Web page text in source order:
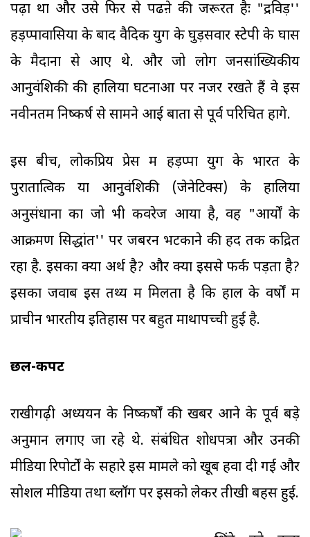
पढ़ा था और उसे फिर से पढऩे की जरूरत हैः "द्रविड़''
हड़प्पावासियों के बाद वैदिक युग के घुड़सवार स्टेपी के घास
के मैदानों से आए थे. और जो लोग जनसांख्यिकीय
आनुवंशिकी की हालिया घटनाओं पर नजर रखते हैं वे इस
नवीनतम निष्कर्ष से सामने आई बातों से पूर्व परिचित होंगे.
इस बीच, लोकप्रिय प्रेस में हड़प्पा युग के भारत के
पुरातात्विक या आनुवंशिकी (जेनेटिक्स) के हालिया
अनुसंधानों का जो भी कवरेज आया है, वह "आर्यों के
आक्रमण सिद्धांत'' पर जबरन भटकाने की हद तक केंद्रित
रहा है. इसका क्या अर्थ है? और क्यों इससे फर्क पड़ता है?
इसका जवाब इस तथ्य में मिलता है कि हाल के वर्षों में
प्राचीन भारतीय इतिहास पर बहुत माथापच्ची हुई है.
छल-कपट
राखीगढ़ी अध्ययन के निष्कर्षों की खबर आने के पूर्व बड़े
अनुमान लगाए जा रहे थे. संबंधित शोधपत्रों और उनकी
मीडिया रिपोर्टों के सहारे इस मामले को खूब हवा दी गई और
सोशल मीडिया तथा ब्लॉग पर इसको लेकर तीखी बहस हुई.